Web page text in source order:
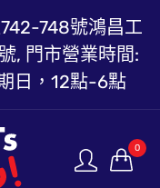
748號鴻昌工
, 門市營業時間:
日，12點-6點
0